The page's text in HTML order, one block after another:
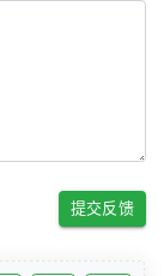
提交反馈